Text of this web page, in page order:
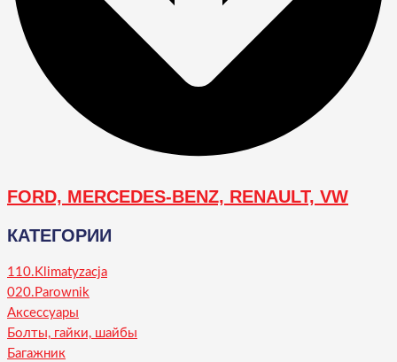
FORD, MERCEDES-BENZ, RENAULT, VW
КАТЕГОРИИ
110.Klimatyzacja
020.Parownik
Аксессуары
Болты, гайки, шайбы
Багажник